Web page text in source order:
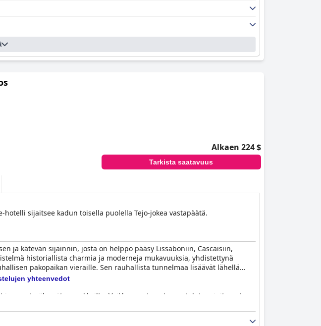
Alkaen 224 $
Tarkista saatavuus
sijaitsee kadun toisella puolella Tejo-jokea vastapäätä.
ja kätevän sijainnin, josta on helppo pääsy Lissaboniin, Cascaisiin,
historiallista charmia ja moderneja mukavuuksia, yhdistettynä
pakopaikan vieraille. Sen rauhallista tunnelmaa lisäävät lähellä
upeat näkymät parvekkeilta. Vaikka muutamat arvostelut mainitsevat
ja siinä on mukavat sängyt ja kauniit, hyvin varustetut kylpyhuoneet.
ja siivoushenkilökunnan ylläpitämiä korkeita standardeja.
yhteenvedot